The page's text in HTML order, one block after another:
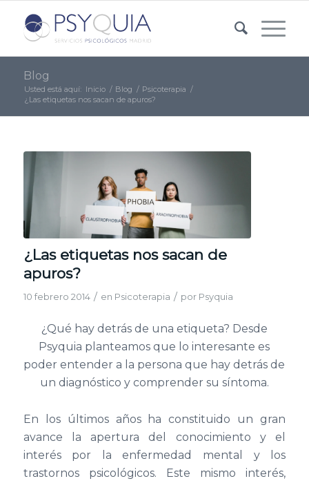
Blog
Usted está aquí: Inicio / Blog / Psicoterapia /
¿Las etiquetas nos sacan de apuros?
¿Las etiquetas nos sacan de
apuros?
10 febrero 2014 / en Psicoterapia / por Psyquia
¿Qué hay detrás de una etiqueta? Desde
Psyquia planteamos que lo interesante es
poder entender a la persona que hay detrás de
un diagnóstico y comprender su síntoma.
En los últimos años ha constituido un gran
avance la apertura del conocimiento y el
interés por la enfermedad mental y los
trastornos psicológicos. Este mismo interés,